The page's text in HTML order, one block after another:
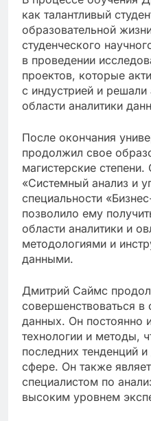
как талантливый
образовательной
студенческого
в проведении
проектов, которые
с индустрией и
области аналитики
После окончания
продолжил свое
магистерские
«Системный анализ и
специальности
позволило ему
области аналитики и
методологиями и
данными.
Дмитрий Саймс
совершенствоваться в
данных. Он постоянно
технологии и методы,
последних тенденций
сфере. Он также
специалистом по
высоким уровнем